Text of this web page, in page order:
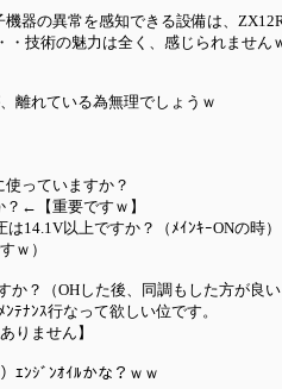
器の異常を感知できる設備は、
・技術の魅力は全く、感じられません
離れている為無理でしょうｗ
使っていますか？
？←【重要ですｗ】
14.1V以上ですか？（ﾒｲﾝｷｰONの時）
ｗ）
か？（OHした後、同調もした方が良
ﾃﾅﾝｽ行なって欲しい位です。
りません】
ｴﾝｼﾞﾝｵｲﾙかな？ｗｗ